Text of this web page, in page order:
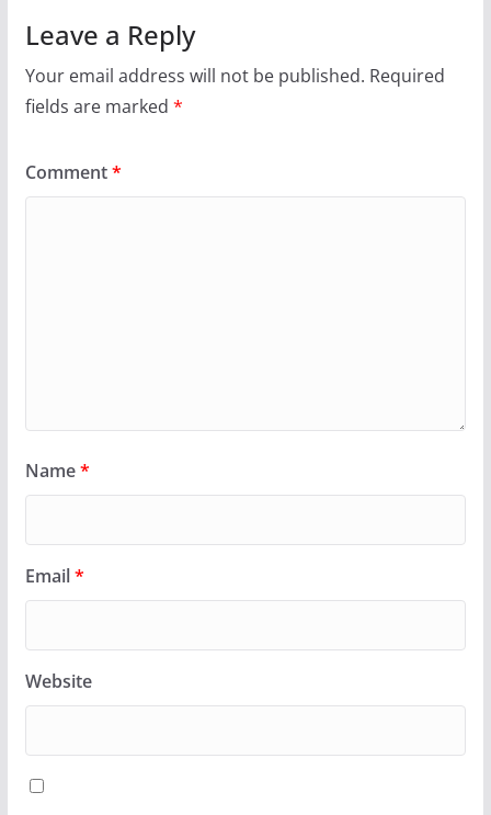
Leave a Reply
Your email address will not be published. Required
fields are marked *
Comment*
Name*
Email*
Website